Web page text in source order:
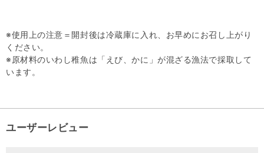
※使用上の注意＝開封後は冷蔵庫に入れ、お早めにお召し上がり
ください。
※原材料のいわし稚魚は「えび、かに」が混ざる漁法で採取して
います。
ユーザーレビュー